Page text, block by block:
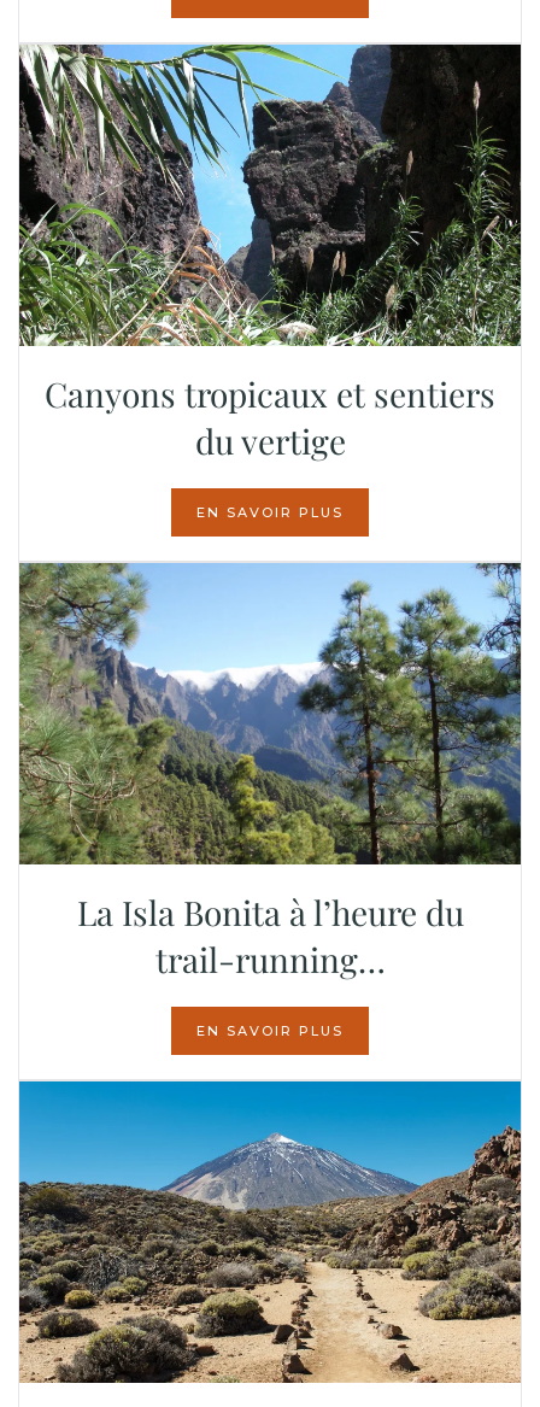
Canyons tropicaux et sentiers
du vertige
EN SAVOIR PLUS
La Isla Bonita à l’heure du
trail-running…
EN SAVOIR PLUS